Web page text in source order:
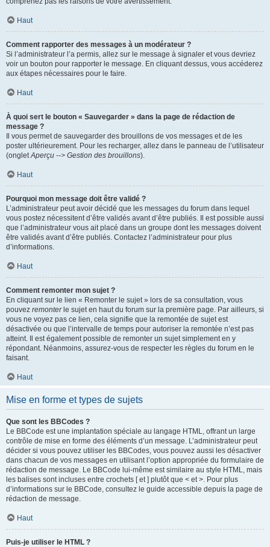
Haut
Comment rapporter des messages à un modérateur ?
Si l’administrateur l’a permis, allez sur le message à signaler et vous devriez
voir un bouton pour rapporter le message. En cliquant dessus, vous accéderez
aux étapes nécessaires pour le faire.
Haut
À quoi sert le bouton « Sauvegarder » dans la page de rédaction de
message ?
Il vous permet de sauvegarder des brouillons de vos messages et de les
poster ultérieurement. Pour les recharger, allez dans le panneau de l’utilisateur
(ongletAperçu --> Gestion des brouillons).
Haut
Pourquoi mon message doit être validé ?
L’administrateur peut avoir décidé que les messages du forum dans lequel
vous postez nécessitent d’être validés avant d’être publiés. Il est possible aussi
que l’administrateur vous ait placé dans un groupe dont les messages doivent
être validés avant d’être publiés. Contactez l’administrateur pour plus
d’informations.
Haut
Comment remonter mon sujet ?
En cliquant sur le lien « Remonter le sujet » lors de sa consultation, vous
pouvez remonterle sujet en haut du forum sur la première page. Par ailleurs, si
vous ne voyez pas ce lien, cela signifie que la remontée de sujet est
désactivée ou que l’intervalle de temps pour autoriser la remontée n’est pas
atteint. Il est également possible de remonter un sujet simplement en y
répondant. Néanmoins, assurez-vous de respecter les règles du forum en le
faisant.
Haut
Mise en forme et types de sujets
Que sont les BBCodes ?
Le BBCode est une implantation spéciale au langage HTML, offrant un large
contrôle de mise en forme des éléments d’un message. L’administrateur peut
décider si vous pouvez utiliser les BBCodes, vous pouvez aussi les désactiver
dans chacun de vos messages en utilisant l’option appropriée du formulaire de
rédaction de message. Le BBCode lui-même est similaire au style HTML, mais
les balises sont incluses entre crochets [ et ] plutôt que < et >. Pour plus
d’informations sur le BBCode, consultez le guide accessible depuis la page de
rédaction de message.
Haut
Puis-je utiliser le HTML ?